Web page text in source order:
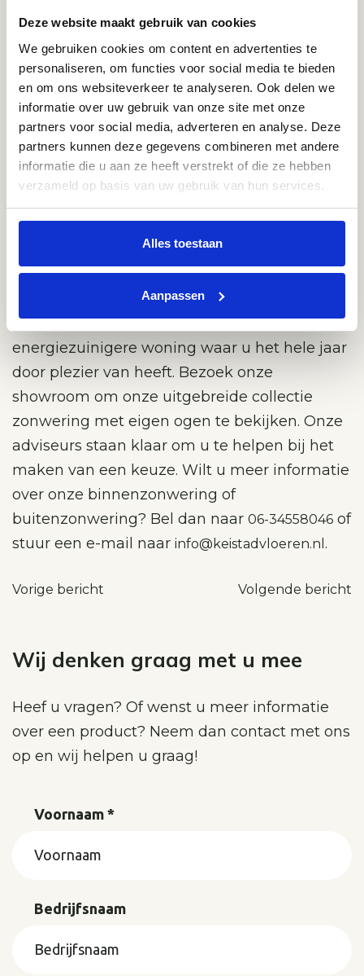
Deze website maakt gebruik van cookies
We gebruiken cookies om content en advertenties te
personaliseren, om functies voor social media te bieden
en om ons websiteverkeer te analyseren. Ook delen we
informatie over uw gebruik van onze site met onze
partners voor social media, adverteren en analyse. Deze
partners kunnen deze gegevens combineren met andere
informatie die u aan ze heeft verstrekt of die ze hebben
verzameld op basis van uw gebruik van hun services.
Alles toestaan
Aanpassen
Laat u goed adviseren
Het kiezen van de juiste zonwering hangt af
van meerdere factoren, zoals de ligging van
uw woning, uw woonstijl en de gewenste
functionaliteit. Bij Keistad Vloeren & Wonen
kunnen we u helpen om de juiste combinatie
van uitstraling, comfort en gebruiksgemak te
vinden. Vraag gerust om advies.
Contact met Keistad Vloeren
& Wonen
Met de juiste keuze creëert u niet alleen meer
schaduw, maar ook een aangenamere en
energiezuinigere woning waar u het hele jaar
door plezier van heeft. Bezoek onze
showroom om onze uitgebreide collectie
zonwering met eigen ogen te bekijken. Onze
adviseurs staan klaar om u te helpen bij het
maken van een keuze. Wilt u meer informatie
over onze binnenzonwering of
buitenzonwering? Bel dan naar 06-34558046 of
stuur een e-mail naar info@keistadvloeren.nl .
Bericht
Vorige bericht Volgende bericht
Wij denken graag met u mee
Heef u vragen? Of wenst u meer informatie
over een product? Neem dan contact met ons
op en wij helpen u graag!
Voornaam *
Bedrijfsnaam